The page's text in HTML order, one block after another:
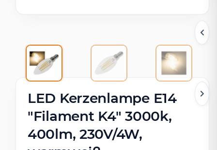
LED Kerzenlampe E14
"Filament K4" 3000k,
400lm, 230V/4W,